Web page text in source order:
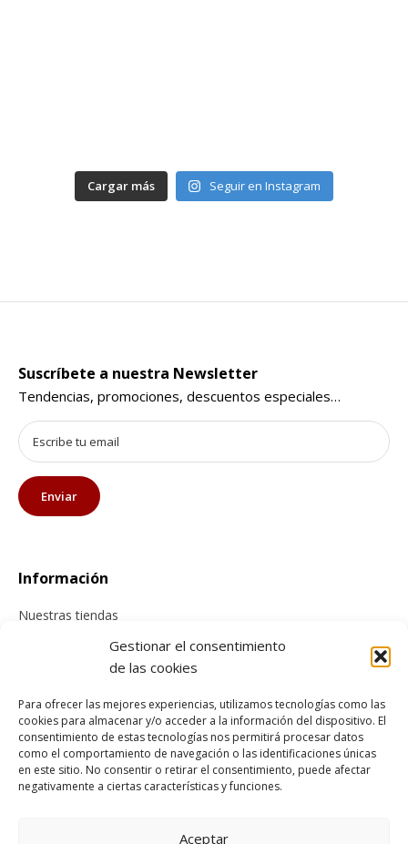
Gestionar el consentimiento
de las cookies
Para ofrecer las mejores experiencias, utilizamos tecnologías como las
cookies para almacenar y/o acceder a la información del dispositivo. El
consentimiento de estas tecnologías nos permitirá procesar datos
como el comportamiento de navegación o las identificaciones únicas
en este sitio. No consentir o retirar el consentimiento, puede afectar
negativamente a ciertas características y funciones.
Aceptar
Cargar más Seguir en Instagram
Suscríbete a nuestra Newsletter
Tendencias, promociones, descuentos especiales…
Información
Nuestras tiendas
Tienda online
Información sobre envíos
Cancelación y devolución
Pago seguro
Condiciones generales de compra